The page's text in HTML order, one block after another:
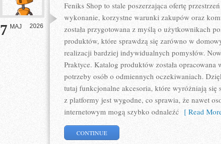
7 MAJ 2026
Feniks Shop to stale poszerzająca ofertę
wykonanie, korzystne warunki zakupów oraz
została przygotowana z myślą o użytkownikach
produktów, które sprawdzą się zarówno w
realizacji bardziej indywidualnych pomysłów.
Praktyce. Katalog produktów została
potrzeby osób o odmiennych oczekiwaniach.
tutaj funkcjonalne akcesoria, które wyróżniają
z platformy jest wygodne, co sprawia, że nawet
internetowym mogą szybko odnaleźć [ Read
CONTINUE